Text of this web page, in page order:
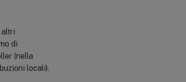
altri
di
(nella
locali).